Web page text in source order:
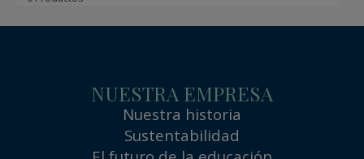
NUESTRA EMPRESA
Nuestra historia
Sustentabilidad